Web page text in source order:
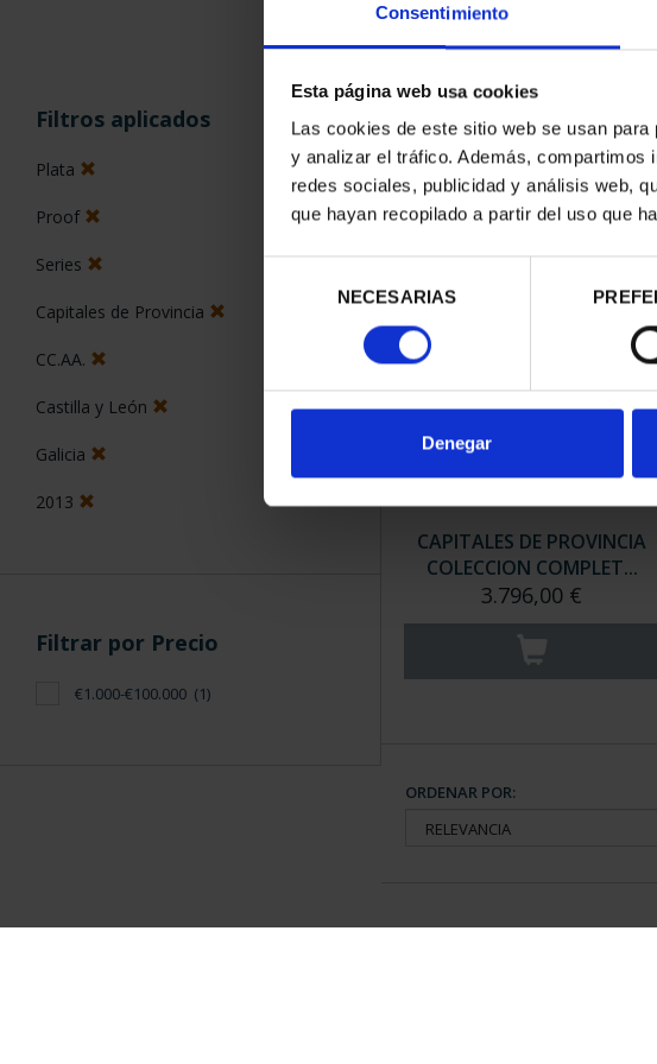
Consentimiento
Esta página web usa cookies
Las cookies de este sitio web se usan
y analizar el tráfico. Además, compartimos
redes sociales, publicidad y análisis web,
que hayan recopilado a partir del uso que
consentimiento
NECESARIAS
Denegar
Filtros aplicados
Plata
Proof
Series
Capitales de Provincia
CC.AA.
Castilla y León
Galicia
2013
Filtrar por Precio
€1.000-€100.000 (1)
ORDENAR POR:
1 Productos encontrados
CAPITALES DE PROVINCIA
COLECCION COMPLET...
3.796,00 €
ORDENAR POR: